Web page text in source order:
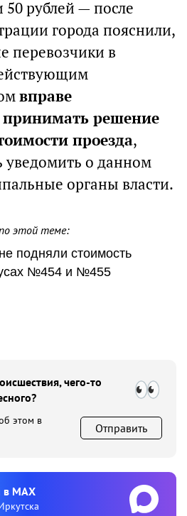
рублей — после
города пояснили,
перевозчики в
вправе
принимать решение
проезда,
уведомить о данном
органы власти.
этой теме:
подняли стоимость
№454 и №455
чего-то
этом в
Отправить
MAX